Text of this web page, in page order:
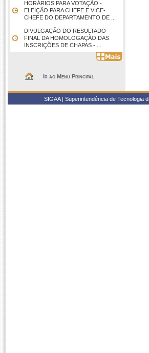
HORÁRIOS PARA VOTAÇÃO -
ELEIÇÃO PARA CHEFE E VICE-
CHEFE DO DEPARTAMENTO DE ...
DIVULGAÇÃO DO RESULTADO
FINAL DA HOMOLOGAÇÃO DAS
INSCRIÇÕES DE CHAPAS - ...
Ir ao Menu Principal
SIGAA | Superintendência de